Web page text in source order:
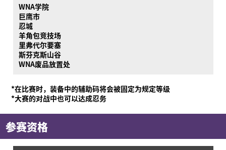
WNA学院
巨鹰市
忍城
羊角包竞技场
里弗代尔要塞
斯芬克斯山谷
WNA废品放置处
*在比赛时，装备中的辅助码将会被固定为规定等级
*大赛的对战中也可以达成忍务
参赛资格